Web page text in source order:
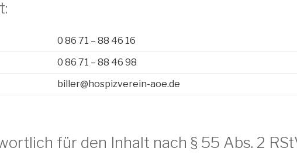
0 86 71 – 88 46 16
0 86 71 – 88 46 98
biller@hospizverein-aoe.de
für den Inhalt nach § 55 Abs. 2